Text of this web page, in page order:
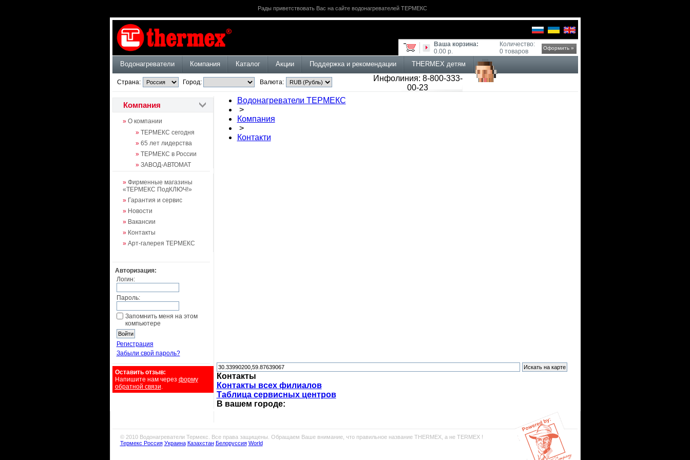
Рады приветствовать Вас на сайте водонагревателей ТЕРМЕКС
Ваша корзина:
0.00 р.
Количество:
0 товаров
Оформить »
Водонагреватели Компания Каталог Акции Поддержка и рекомендации THERMEX детям
Страна: Город: Валюта:
Инфолиния: 8-800-333-
00-23
Компания
» О компании
» ТЕРМЕКС сегодня
» 65 лет лидерства
» ТЕРМЕКС в России
» ЗАВОД-АВТОМАТ
» Фирменные магазины
«ТЕРМЕКС ПодКЛЮЧ!»
» Гарантия и сервис
» Новости
» Вакансии
» Контакты
» Арт-галерея ТЕРМЕКС
Авторизация:
Логин:
Пароль:
Запомнить меня на этом
компьютере
Регистрация
Забыли свой пароль?
Оставить отзыв:
Напишите нам через форму
обратной связи.
Водонагреватели ТЕРМЕКС
>
Компания
>
Контакти
Контакты
Контакты всех филиалов
Таблица сервисных центров
В вашем городе:
© 2010 Водонагреватели Термекс. Все права защищены. Обращаем Ваше внимание, что правильное название THERMEX, а не TERMEX !
Термекс Россия Украина Казахстан Белоруссия World